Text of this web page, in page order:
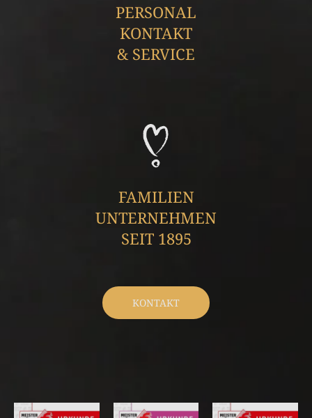
PERSONAL
KONTAKT
& SERVICE
FAMILIEN
UNTERNEHMEN
SEIT 1895
KONTAKT